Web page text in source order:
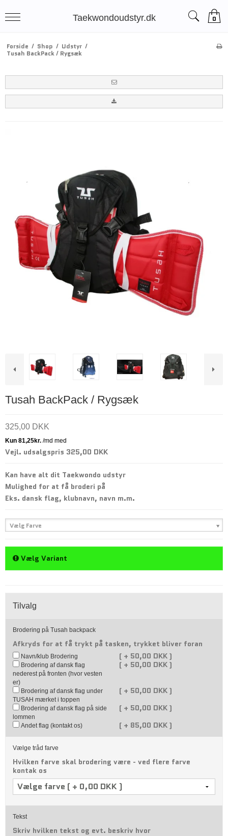
Taekwondoudstyr.dk 0
Forside / Shop / Udstyr /
Tusah BackPack / Rygsæk
Tusah BackPack / Rygsæk
325,00 DKK
Vejl. udsalgspris 325,00 DKK
Kan have alt dit Taekwondo udstyr
Mulighed for at få broderi på
Eks. dansk flag, klubnavn, navn m.m.
Vælg Farve
Vælg Variant
Tilvalg
Brodering på Tusah backpack
Afkryds for at få trykt på tasken, trykket bliver foran
Navn/klub Brodering ( + 50,00 DKK )
nederest på fronten (hvor vesten
er)
( + 50,00 DKK )
TUSAH mærket i toppen
( + 50,00 DKK )
lommen
( + 50,00 DKK )
Andet flag (kontakt os) ( + 85,00 DKK )
Vælge tråd farve
Hvilken farve skal brodering være - ved flere farve
kontak os
Tekst
Skriv hvilken tekst og evt. beskriv hvor